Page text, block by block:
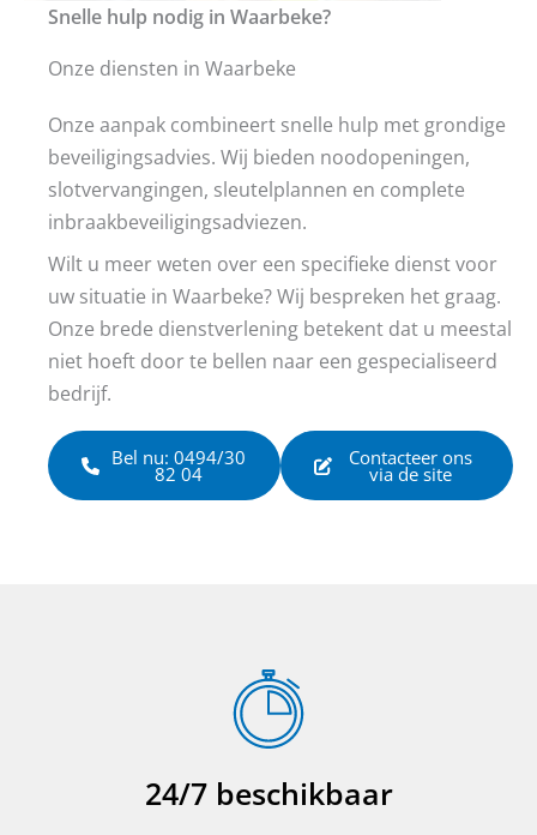
Snelle hulp nodig in Waarbeke?
Onze diensten in Waarbeke
Onze aanpak combineert snelle hulp met grondige
beveiligingsadvies. Wij bieden noodopeningen,
slotvervangingen, sleutelplannen en complete
inbraakbeveiligingsadviezen.
Wilt u meer weten over een specifieke dienst voor
uw situatie in Waarbeke? Wij bespreken het graag.
Onze brede dienstverlening betekent dat u meestal
niet hoeft door te bellen naar een gespecialiseerd
bedrijf.
Bel nu: 0494/30
82 04
Contacteer ons
via de site
24/7 beschikbaar